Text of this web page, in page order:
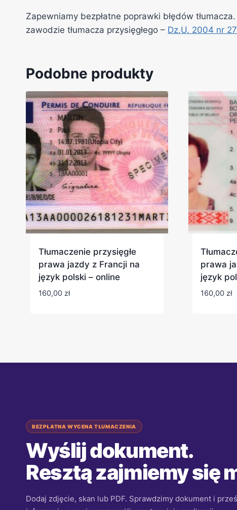
Zapewniamy bezpłatne poprawki błędów
zawodzie tłumacza przysięgłego – Dz.U. 2004 nr
Podobne produkty
Tłumaczenie przysięgłe
prawa jazdy z Francji na
język polski – online
160,00 zł
prawa
język
160,00 zł
BEZPŁATNA WYCENA TŁUMACZENIA
Wyślij dokument.
Resztą zajmiemy się
Dodaj zdjęcie, skan lub PDF. Sprawdzimy dokument i